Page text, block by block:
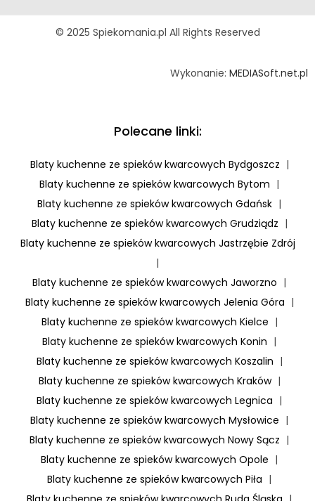
© 2025 Spiekomania.pl All Rights Reserved
Wykonanie: MEDIASoft.net.pl
Polecane linki:
Blaty kuchenne ze spieków kwarcowych Bydgoszcz |
Blaty kuchenne ze spieków kwarcowych Bytom |
Blaty kuchenne ze spieków kwarcowych Gdańsk |
Blaty kuchenne ze spieków kwarcowych Grudziądz |
Blaty kuchenne ze spieków kwarcowych Jastrzębie Zdrój
|
Blaty kuchenne ze spieków kwarcowych Jaworzno |
Blaty kuchenne ze spieków kwarcowych Jelenia Góra |
Blaty kuchenne ze spieków kwarcowych Kielce |
Blaty kuchenne ze spieków kwarcowych Konin |
Blaty kuchenne ze spieków kwarcowych Koszalin |
Blaty kuchenne ze spieków kwarcowych Kraków |
Blaty kuchenne ze spieków kwarcowych Legnica |
Blaty kuchenne ze spieków kwarcowych Mysłowice |
Blaty kuchenne ze spieków kwarcowych Nowy Sącz |
Blaty kuchenne ze spieków kwarcowych Opole |
Blaty kuchenne ze spieków kwarcowych Piła |